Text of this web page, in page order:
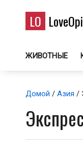
LO
ЖИВОТНЫЕ
Домой / Азия /